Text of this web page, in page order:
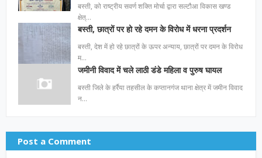
बस्ती, को राष्ट्रीय सवर्ण शक्ति मोर्चा द्वारा सल्टौआ विकास खण्ड
क्षेत्…
बस्ती, छात्रों पर हो रहे दमन के विरोध में धरना प्रदर्शन
बस्ती, देश में हो रहे छात्रों के ऊपर अन्याय, छात्रों पर दमन के विरोध
म…
जमीनी विवाद में चले लाठी डंडे महिला व पुरुष घायल
बस्ती जिले के हर्रैया तहसील के कप्तानगंज थाना क्षेत्र में जमीन विवाद
न…
Post a Comment